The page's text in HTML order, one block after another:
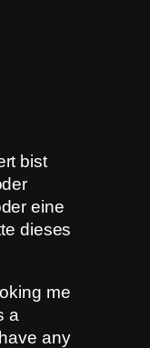
bist
eine
dieses
me
a
any